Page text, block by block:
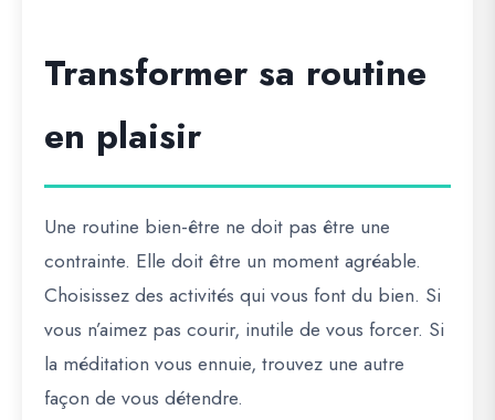
Transformer sa routine
en plaisir
Une routine bien-être ne doit pas être une
contrainte. Elle doit être un moment agréable.
Choisissez des activités qui vous font du bien. Si
vous n’aimez pas courir, inutile de vous forcer. Si
la méditation vous ennuie, trouvez une autre
façon de vous détendre.